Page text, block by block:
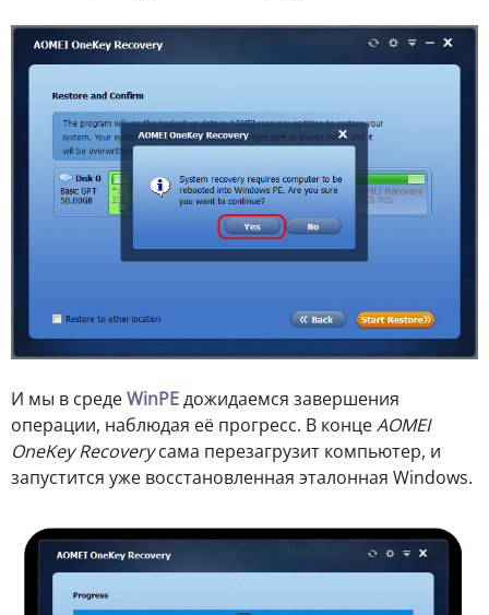
И мы в средеWinPEдожидаемся завершения
операции, наблюдая её прогресс. В концеAOMEI
OneKey Recoveryсама перезагрузит компьютер, и
запустится уже восстановленная эталонная Windows.